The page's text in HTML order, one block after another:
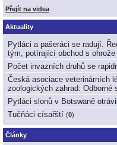
Přejít na videa
Aktuality
Pytláci a pašeráci se radují.
tým, potírající obchod s ohrože
Počet invazních druhů se
Česká asociace veterinárních
zoologických zahrad: Odborné
Pytláci slonů v Botswaně
Tučňáci císařští (0)
Články